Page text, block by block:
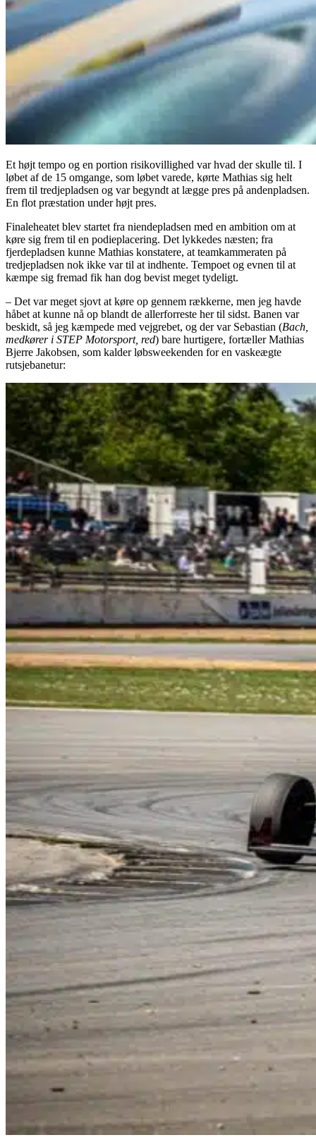
Et højt tempo og en portion risikovillighed var hvad der skulle til. I
løbet af de 15 omgange, som løbet varede, kørte Mathias sig helt
frem til tredjepladsen og var begyndt at lægge pres på andenpladsen.
En flot præstation under højt pres.
Finaleheatet blev startet fra niendepladsen med en ambition om at
køre sig frem til en podieplacering. Det lykkedes næsten; fra
fjerdepladsen kunne Mathias konstatere, at teamkammeraten på
tredjepladsen nok ikke var til at indhente. Tempoet og evnen til at
kæmpe sig fremad fik han dog bevist meget tydeligt.
– Det var meget sjovt at køre op gennem rækkerne, men jeg havde
håbet at kunne nå op blandt de allerforreste her til sidst. Banen var
beskidt, så jeg kæmpede med vejgrebet, og der var Sebastian (Bach,
medkører i STEP Motorsport, red) bare hurtigere, fortæller Mathias
Bjerre Jakobsen, som kalder løbsweekenden for en vaskeægte
rutsjebanetur: